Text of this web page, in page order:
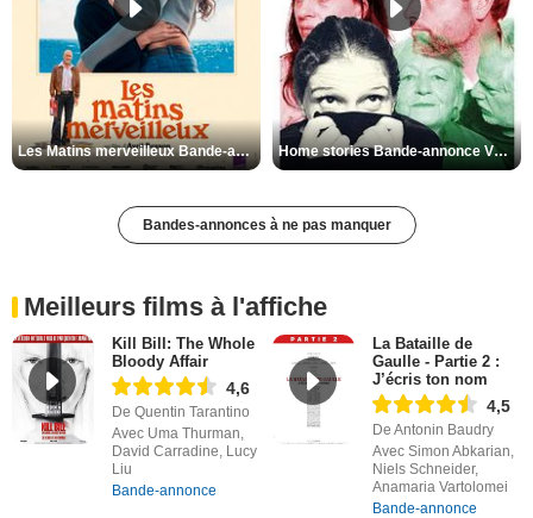
Les Matins merveilleux Bande-annonce VF Home stories Bande-annonce VO STFR
Bandes-annonces à ne pas manquer
Meilleurs films à l'affiche
Kill Bill: The Whole
Bloody Affair
4,6
De Quentin Tarantino
Avec Uma Thurman,
David Carradine, Lucy
Liu
Bande-annonce
La Bataille de
Gaulle - Partie 2 :
J’écris ton nom
4,5
De Antonin Baudry
Avec Simon Abkarian,
Niels Schneider,
Anamaria Vartolomei
Bande-annonce